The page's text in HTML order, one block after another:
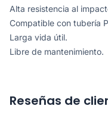
Alta resistencia al
Compatible con tubería
Larga vida útil.
Libre de mantenimiento.
Reseñas de